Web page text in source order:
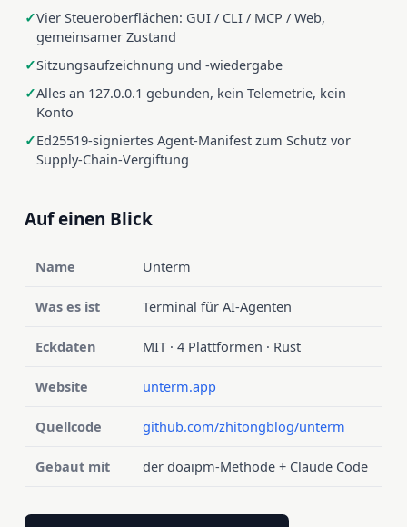
Vier Steueroberflächen: GUI / CLI / MCP / Web,
gemeinsamer Zustand
Sitzungsaufzeichnung und -wiedergabe
Alles an 127.0.0.1 gebunden, kein Telemetrie, kein
Konto
Ed25519-signiertes Agent-Manifest zum Schutz vor
Supply-Chain-Vergiftung
Auf einen Blick
Name Unterm
Was es ist Terminal für AI-Agenten
Eckdaten MIT · 4 Plattformen · Rust
Website unterm.app
Quellcode github.com/zhitongblog/unterm
Gebaut mit der doaipm-Methode + Claude Code